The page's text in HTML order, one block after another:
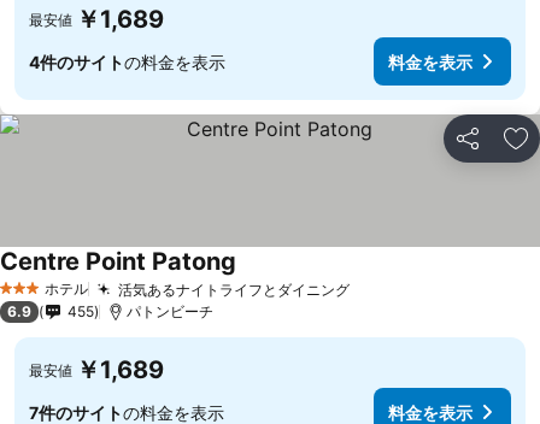
最安値 ￥1,689
4件のサイトの料金を表示 料金を表示
シェア お
3 ホテルのランク
ホテル 活気あるナイトライフとダイニング料金を表示
Centre Point Patong
6.9 455 パトンビーチ
最安値 ￥1,689
7件のサイトの料金を表示 料金を表示